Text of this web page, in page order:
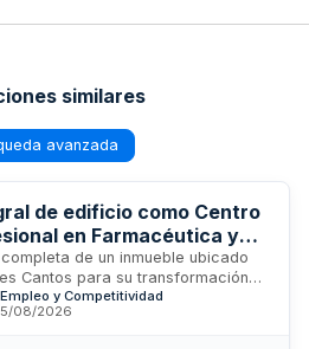
similares
avanzada
de edificio como Centro
en Farmacéutica y
Cantos, Madrid
de un inmueble ubicado
Cantos para su transformación
especializado en
Las obras incluyen reforma
y Competitividad
08/2026